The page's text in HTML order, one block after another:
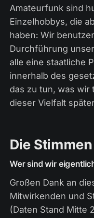
Amateurfunk sind
Einzelhobbys, die
haben: Wir
Durchführung
alle eine staatliche
innerhalb des
das zu tun, was wir
dieser Vielfalt
Die
Wer sind wir
Großen Dank an
Mitwirkenden und
(Daten Stand Mitte